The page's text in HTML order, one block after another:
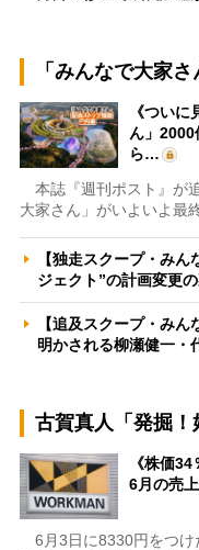
「みんなで大家
《つい
ん」2000
ら…
本誌『週刊ポスト』が
大家さん」がいよいよ最
【独走スクープ・み
ジェクト”の計画変更
【追及スクープ・み
明かされる柳瀬健一・
古賀真人「発掘！
《株価
6月の売
6月3日に8330円をつけ